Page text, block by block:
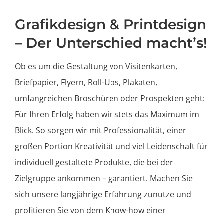
Grafikdesign & Printdesign
– Der Unterschied macht’s!
Ob es um die Gestaltung von Visitenkarten,
Briefpapier, Flyern, Roll-Ups, Plakaten,
umfangreichen Broschüren oder Prospekten geht:
Für Ihren Erfolg haben wir stets das Maximum im
Blick. So sorgen wir mit Professionalität, einer
großen Portion Kreativität und viel Leidenschaft für
individuell gestaltete Produkte, die bei der
Zielgruppe ankommen – garantiert. Machen Sie
sich unsere langjährige Erfahrung zunutze und
profitieren Sie von dem Know-how einer